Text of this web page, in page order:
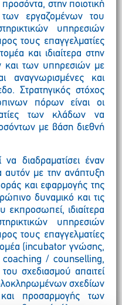
προσόντα, στην ποιοτική
των εργαζομένων του
υπηρεσιών
τους επαγγελματίες
και ιδιαίτερα στην
και των υπηρεσιών με
αναγνωρισμένες και
Στρατηγικός στόχος
πόρων είναι οι
των κλάδων να
με βάση διεθνή
διαδραματίσει έναν
αυτόν με την ανάπτυξη
και εφαρμογής της
δυναμικό και τις
εκπροσωπεί, ιδιαίτερα
υπηρεσιών
τους επαγγελματίες
(incubator γνώσης,
/ counselling,
σχεδιασμού απαιτεί
σχεδίων
προσαρμογής των